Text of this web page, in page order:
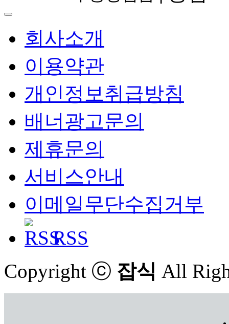
회사소개
이용약관
개인정보취급방침
배너광고문의
제휴문의
서비스안내
이메일무단수집거부
RSS
Copyright ⓒ 잡식 All